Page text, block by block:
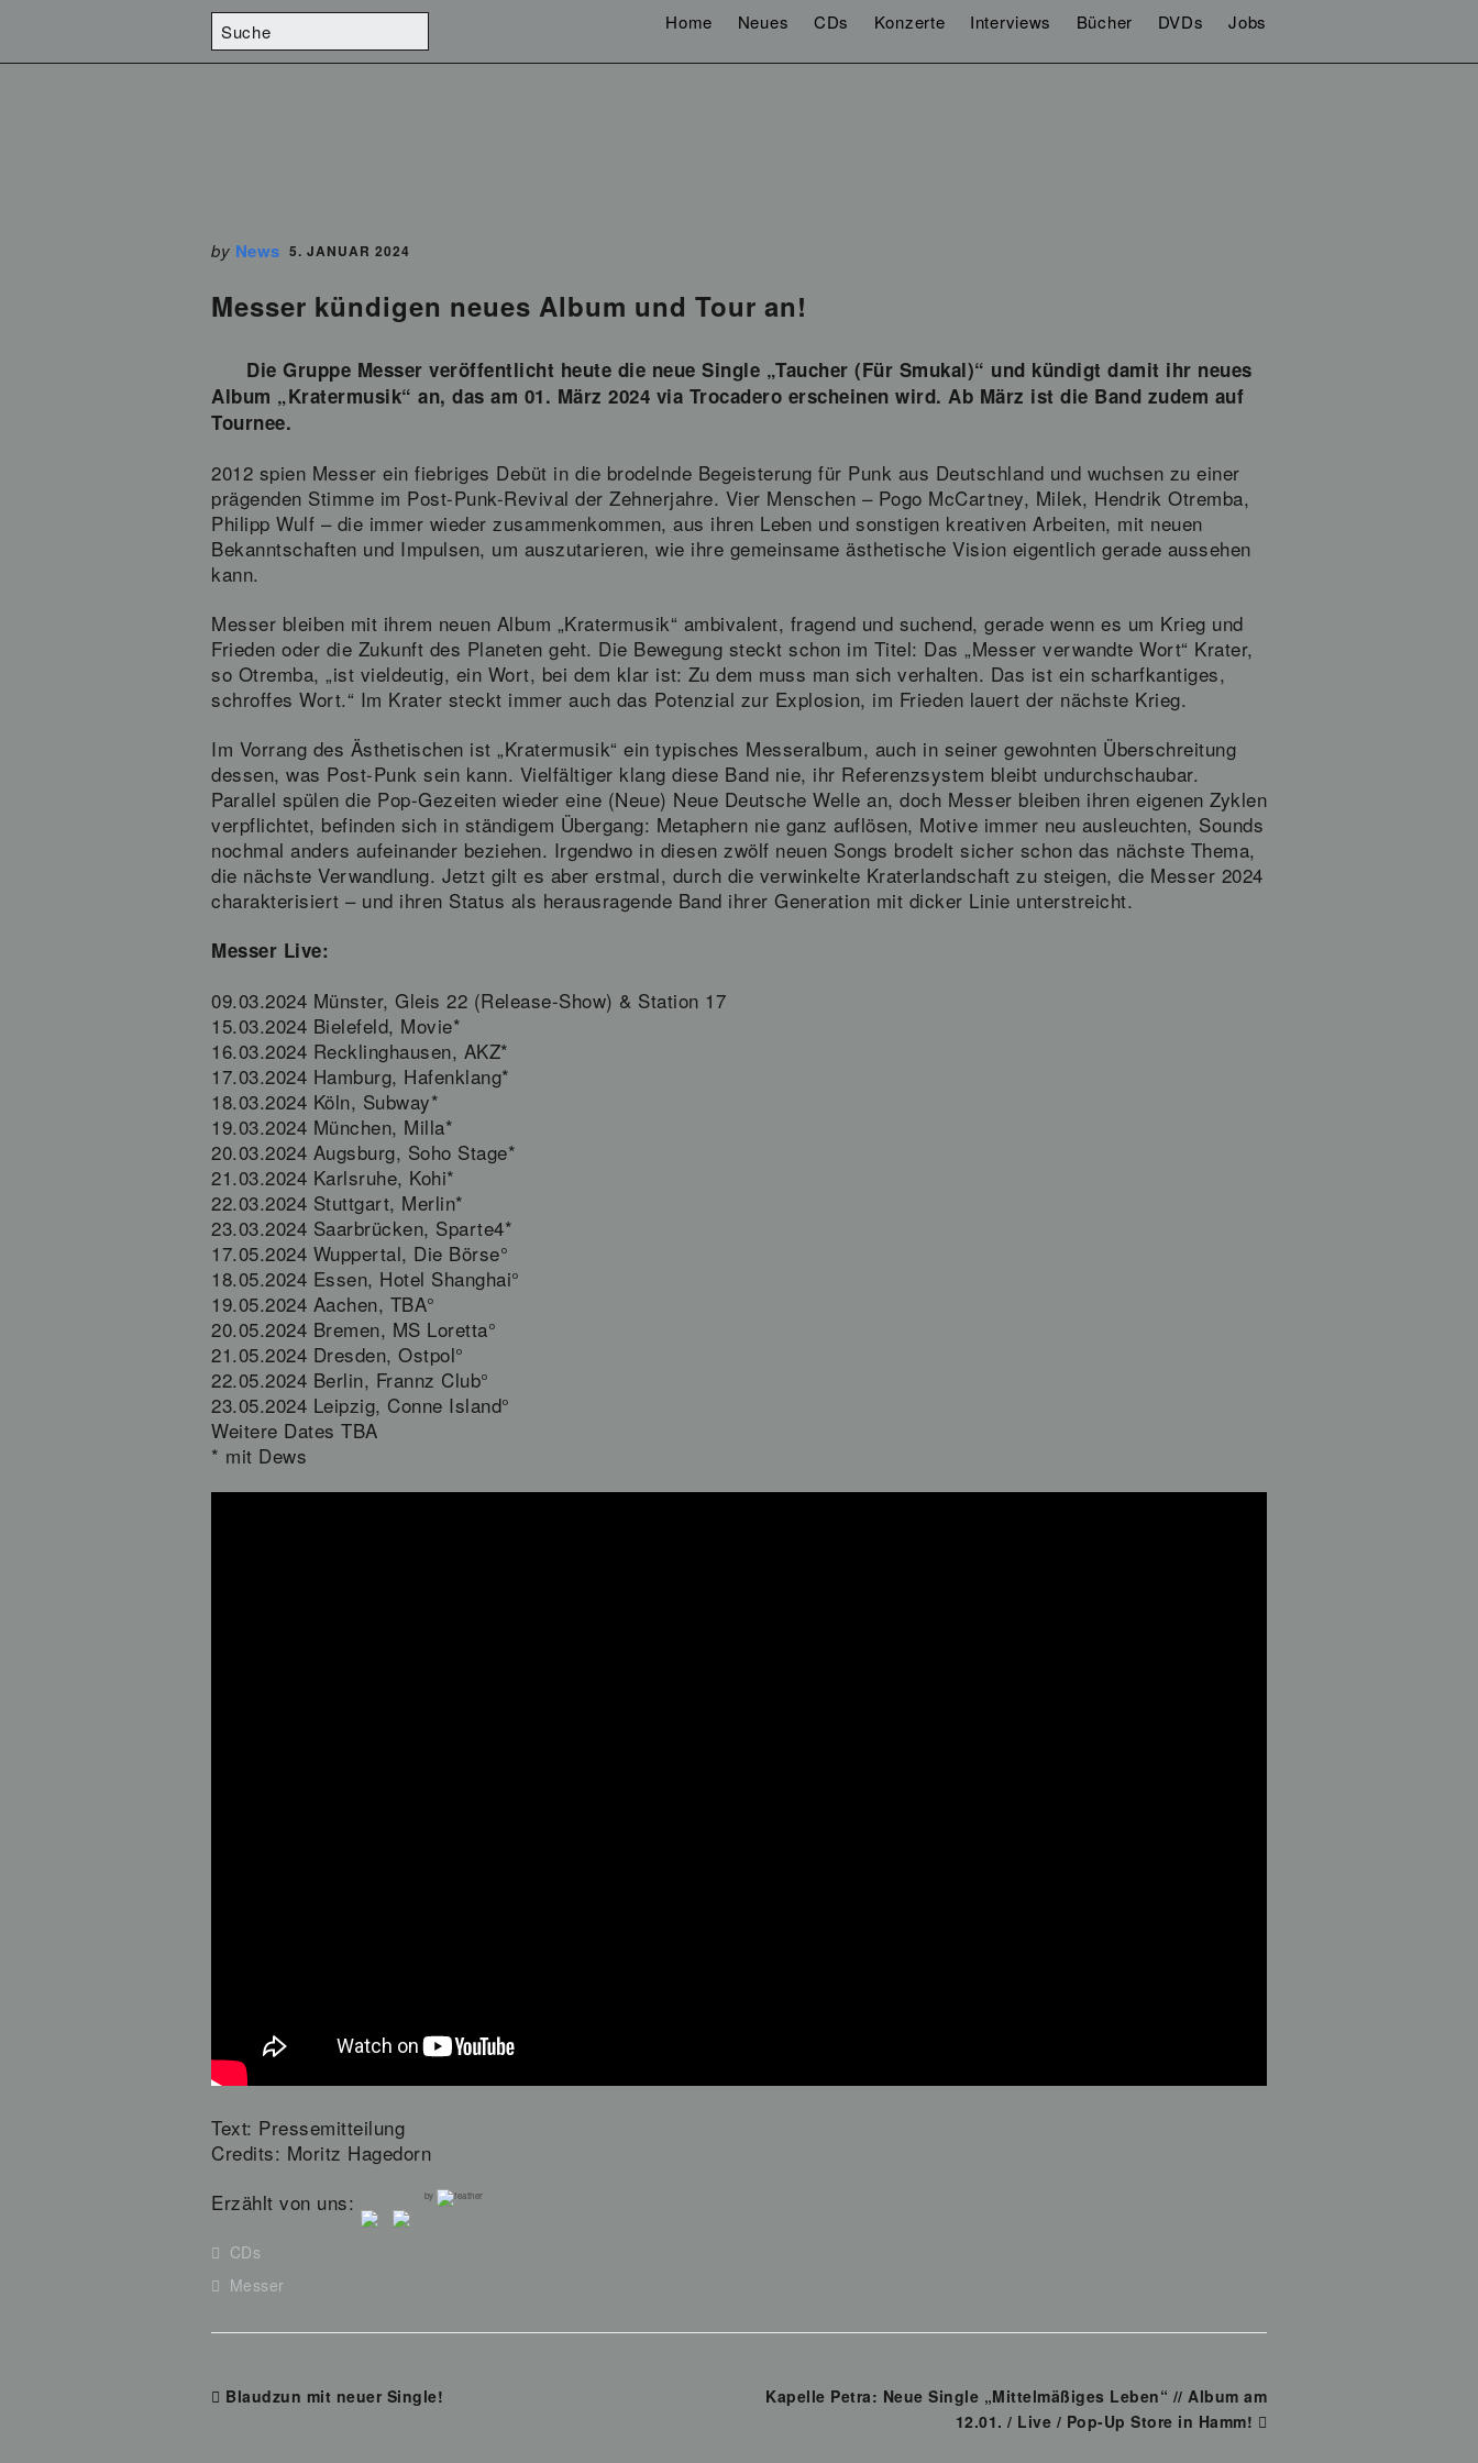
Home Neues CDs Konzerte Interviews Bücher DVDs Jobs
by News 5. JANUAR 2024
Messer kündigen neues Album und Tour an!
Die Gruppe Messer veröffentlicht heute die neue Single „Taucher (Für Smukal)“ und kündigt damit ihr neues
Album „Kratermusik“ an, das am 01. März 2024 via Trocadero erscheinen wird. Ab März ist die Band zudem auf
Tournee.
2012 spien Messer ein fiebriges Debüt in die brodelnde Begeisterung für Punk aus Deutschland und wuchsen zu einer
prägenden Stimme im Post-Punk-Revival der Zehnerjahre. Vier Menschen – Pogo McCartney, Milek, Hendrik Otremba,
Philipp Wulf – die immer wieder zusammenkommen, aus ihren Leben und sonstigen kreativen Arbeiten, mit neuen
Bekanntschaften und Impulsen, um auszutarieren, wie ihre gemeinsame ästhetische Vision eigentlich gerade aussehen
kann.
Messer bleiben mit ihrem neuen Album „Kratermusik“ ambivalent, fragend und suchend, gerade wenn es um Krieg und
Frieden oder die Zukunft des Planeten geht. Die Bewegung steckt schon im Titel: Das „Messer verwandte Wort“ Krater,
so Otremba, „ist vieldeutig, ein Wort, bei dem klar ist: Zu dem muss man sich verhalten. Das ist ein scharfkantiges,
schroffes Wort.“ Im Krater steckt immer auch das Potenzial zur Explosion, im Frieden lauert der nächste Krieg.
Im Vorrang des Ästhetischen ist „Kratermusik“ ein typisches Messeralbum, auch in seiner gewohnten Überschreitung
dessen, was Post-Punk sein kann. Vielfältiger klang diese Band nie, ihr Referenzsystem bleibt undurchschaubar.
Parallel spülen die Pop-Gezeiten wieder eine (Neue) Neue Deutsche Welle an, doch Messer bleiben ihren eigenen Zyklen
verpflichtet, befinden sich in ständigem Übergang: Metaphern nie ganz auflösen, Motive immer neu ausleuchten, Sounds
nochmal anders aufeinander beziehen. Irgendwo in diesen zwölf neuen Songs brodelt sicher schon das nächste Thema,
die nächste Verwandlung. Jetzt gilt es aber erstmal, durch die verwinkelte Kraterlandschaft zu steigen, die Messer 2024
charakterisiert – und ihren Status als herausragende Band ihrer Generation mit dicker Linie unterstreicht.
Messer Live:
09.03.2024 Münster, Gleis 22 (Release-Show) & Station 17
15.03.2024 Bielefeld, Movie*
16.03.2024 Recklinghausen, AKZ*
17.03.2024 Hamburg, Hafenklang*
18.03.2024 Köln, Subway*
19.03.2024 München, Milla*
20.03.2024 Augsburg, Soho Stage*
21.03.2024 Karlsruhe, Kohi*
22.03.2024 Stuttgart, Merlin*
23.03.2024 Saarbrücken, Sparte4*
17.05.2024 Wuppertal, Die Börse°
18.05.2024 Essen, Hotel Shanghai°
19.05.2024 Aachen, TBA°
20.05.2024 Bremen, MS Loretta°
21.05.2024 Dresden, Ostpol°
22.05.2024 Berlin, Frannz Club°
23.05.2024 Leipzig, Conne Island°
Weitere Dates TBA
* mit Dews
Text: Pressemitteilung
Credits: Moritz Hagedorn
Erzählt von uns:
by
CDs
Messer
Blaudzun mit neuer Single!
Kapelle Petra: Neue Single „Mittelmäßiges Leben“ // Album am
12.01. / Live / Pop-Up Store in Hamm!